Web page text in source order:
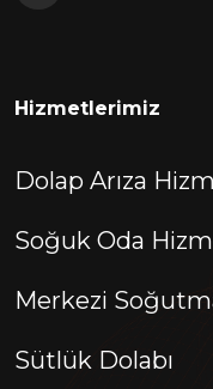
Hizmetlerimiz
Dolap Arıza
Soğuk Oda
Merkezi
Sütlük Dolabı